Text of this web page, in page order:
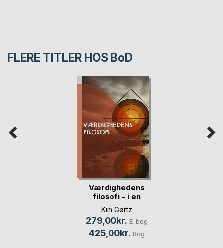
FLERE TITLER HOS BoD
Værdighedens
filosofi - i en
traum(...)
Kim Gørtz
279,00kr. E-bog
425,00kr. Bog